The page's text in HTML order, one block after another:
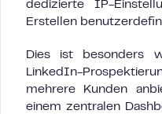
dedizierte IP-
Erstellen
Dies ist besonders
LinkedIn-
mehrere Kunden
einem zentralen